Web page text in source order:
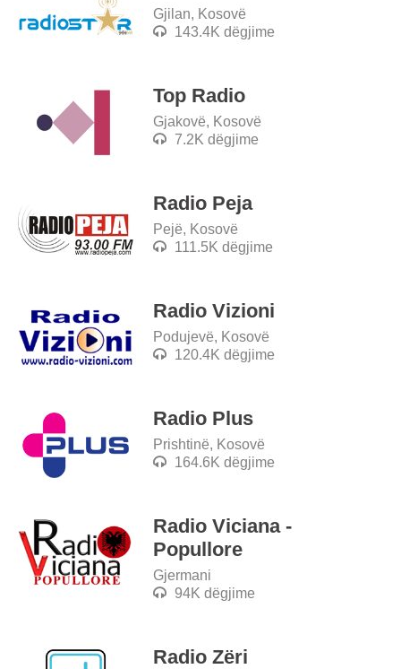
Gjilan, Kosovë
143.4K dëgjime
Top Radio
Gjakovë, Kosovë
7.2K dëgjime
Radio Peja
Pejë, Kosovë
111.5K dëgjime
Radio Vizioni
Podujevë, Kosovë
120.4K dëgjime
Radio Plus
Prishtinë, Kosovë
164.6K dëgjime
Radio Viciana -
Popullore
Gjermani
94K dëgjime
Radio Zëri